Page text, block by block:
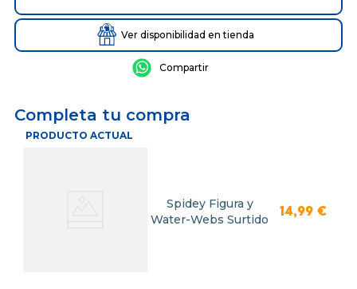
Ver disponibilidad en tienda
Completa tu compra
PRODUCTO ACTUAL
Spidey Figura y
Water-Webs Surtido
14,99 €